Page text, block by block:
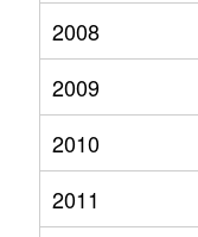
2008
2009
2010
2011